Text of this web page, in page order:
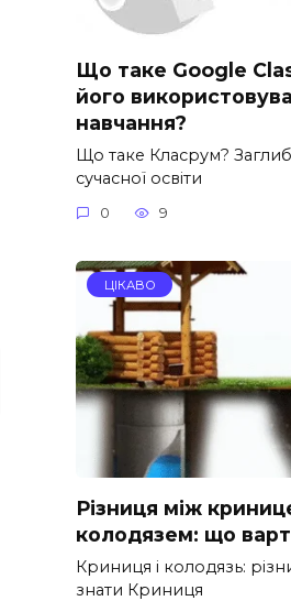
Що таке Google
його
навчання?
Що таке Класрум?
сучасної освіти
0 9
ЦІКАВО
Різниця між
колодязем: що
Криниця і колодязь:
знати Криниця